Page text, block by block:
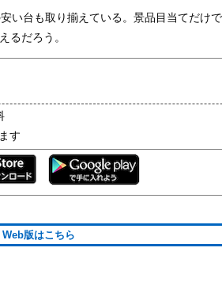
い台も取り揃えている。景品目当てだけ
るだろう。
す
Web版はこちら